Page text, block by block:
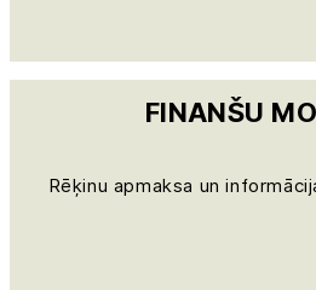
FINANŠU
Rēķinu apmaksa un